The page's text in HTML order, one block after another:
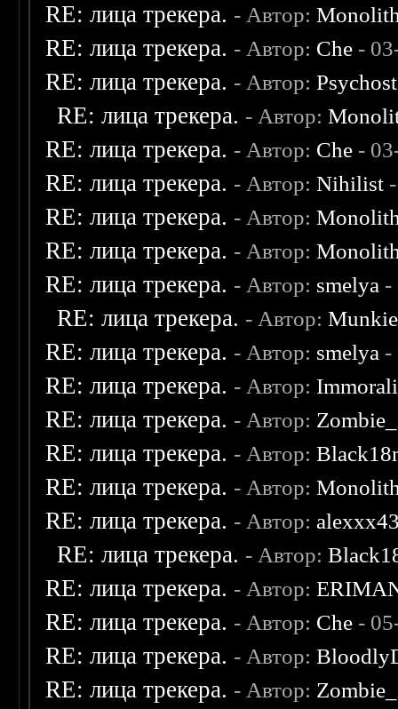
RE: лица трекера. - Автор:
RE: лица трекера. - Автор: Che -
RE: лица трекера. - Автор:
RE: лица трекера. - Автор:
RE: лица трекера. - Автор: Che -
RE: лица трекера. - Автор:Nihilist
RE: лица трекера. - Автор:
RE: лица трекера. - Автор:
RE: лица трекера. - Автор: smelya -
RE: лица трекера. - Автор:Munkie
RE: лица трекера. - Автор: smelya -
RE: лица трекера. - Автор:
RE: лица трекера. - Автор:
RE: лица трекера. - Автор:
RE: лица трекера. - Автор:
RE: лица трекера. - Автор:
RE: лица трекера. - Автор:
RE: лица трекера. - Автор:
RE: лица трекера. - Автор: Che -
RE: лица трекера. - Автор:
RE: лица трекера. - Автор: